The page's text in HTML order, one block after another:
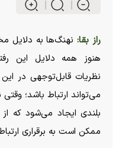
راز بقا:نهنگ‌ها به دلایل
هنوز همه دلایل این
نظریات قابل‌توجهی در
می‌تواند ارتباط باشد؛
بلندی ایجاد می‌شود که
ممکن است به برقراری